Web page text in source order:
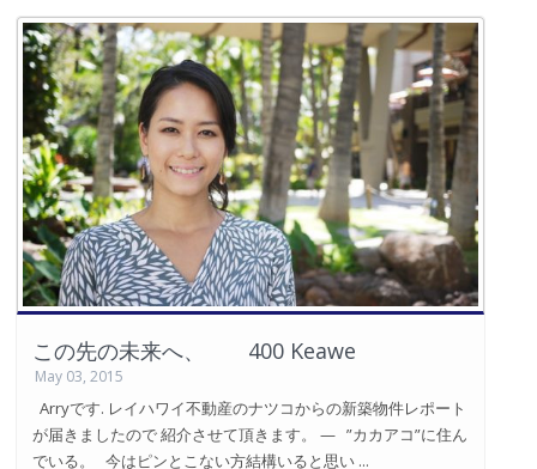
この先の未来へ、 400 Keawe
May 03, 2015
Arryです. レイハワイ不動産のナツコからの新築物件レポート
が届きましたので 紹介させて頂きます。 — ”カカアコ”に住ん
でいる。 今はピンとこない方結構いると思い ...